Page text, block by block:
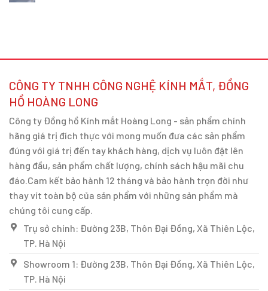
CÔNG TY TNHH CÔNG NGHỆ KÍNH MẮT, ĐỒNG
HỒ HOÀNG LONG
Công ty Đồng hồ Kính mắt Hoàng Long - sản phẩm chính
hãng giá trị đích thực với mong muốn đưa các sản phẩm
đúng với giá trị đến tay khách hàng, dịch vụ luôn đặt lên
hàng đầu, sản phẩm chất lượng, chính sách hậu mãi chu
đáo.Cam kết bảo hành 12 tháng và bảo hành trọn đời như
thay vít toàn bộ của sản phẩm với những sản phẩm mà
chúng tôi cung cấp.
Trụ sở chính: Đường 23B, Thôn Đại Đồng, Xã Thiên Lộc,
TP. Hà Nội
Showroom 1: Đường 23B, Thôn Đại Đồng, Xã Thiên Lộc,
TP. Hà Nội